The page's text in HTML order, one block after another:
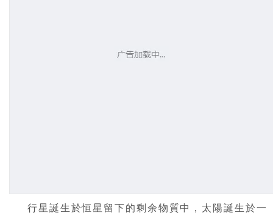
行星誕生於恒星留下的剩余物質中，太陽誕生於一